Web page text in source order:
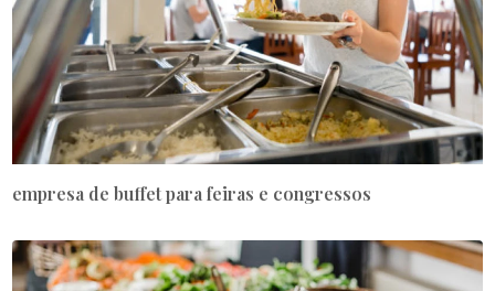
empresa de buffet para feiras e congressos